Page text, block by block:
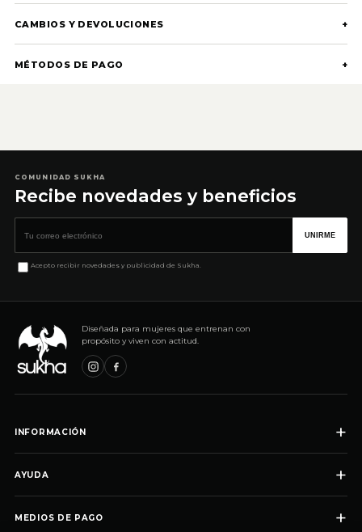
CAMBIOS Y DEVOLUCIONES +
MÉTODOS DE PAGO +
COMUNIDAD SUKHA
Recibe novedades y beneficios
UNIRME
Acepto recibir novedades y publicidad de Sukha.
Diseñada para mujeres que entrenan con
propósito y viven con actitud.
INFORMACIÓN +
AYUDA +
MEDIOS DE PAGO +